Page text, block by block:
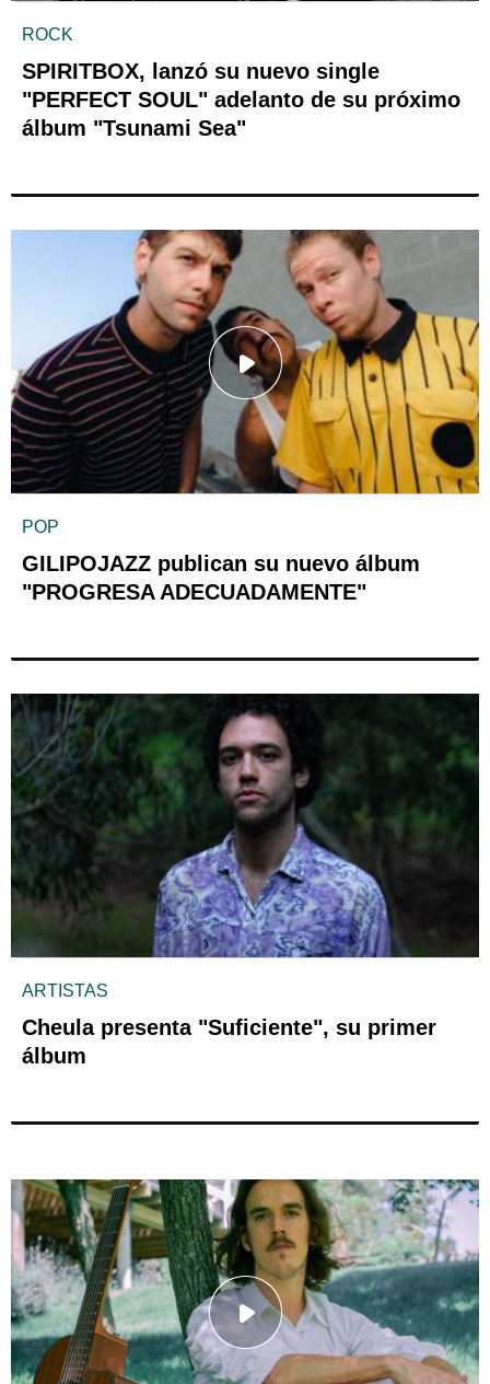
ROCK
SPIRITBOX, lanzó su nuevo single
"PERFECT SOUL" adelanto de su próximo
álbum "Tsunami Sea"
POP
GILIPOJAZZ publican su nuevo álbum
"PROGRESA ADECUADAMENTE"
ARTISTAS
Cheula presenta "Suficiente", su primer
álbum